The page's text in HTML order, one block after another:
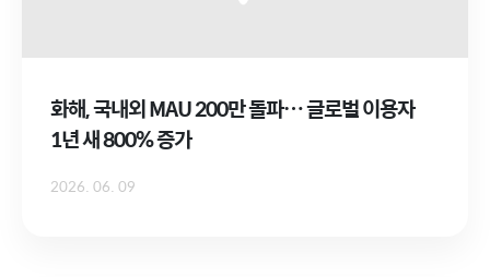
화해, 국내외 MAU 200만 돌파… 글로벌 이용자
1년 새 800% 증가
2026. 06. 09